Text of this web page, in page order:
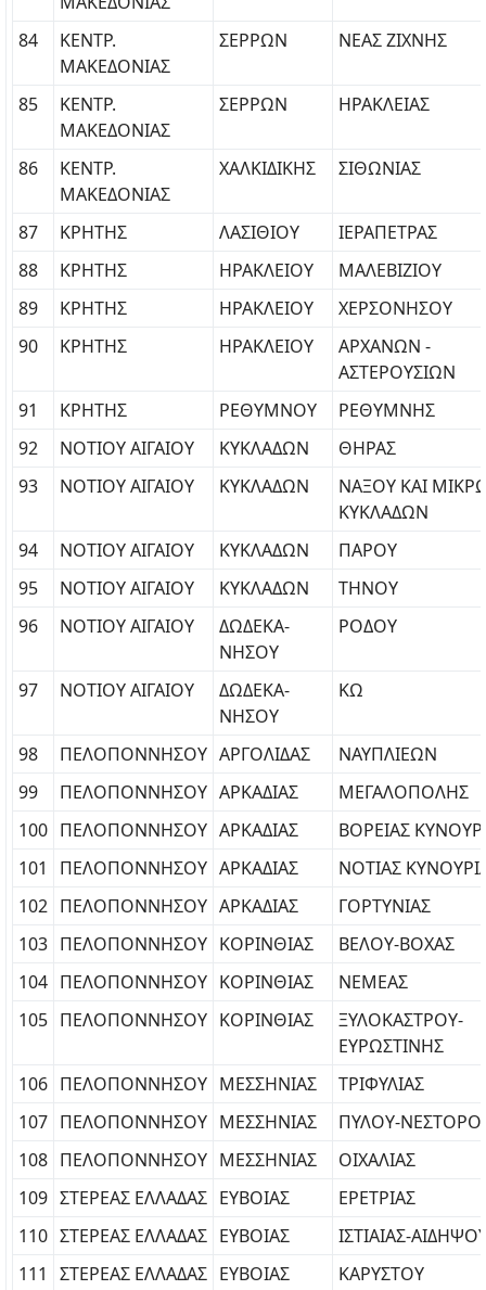
84
ΚΕΝΤΡ.
ΜΑΚΕΔΟΝΙΑΣ
ΣΕΡΡΩΝ ΝΕΑΣ ΖΙΧΝΗΣ
85
ΚΕΝΤΡ.
ΜΑΚΕΔΟΝΙΑΣ
ΣΕΡΡΩΝ ΗΡΑΚΛΕΙΑΣ
86
ΚΕΝΤΡ.
ΜΑΚΕΔΟΝΙΑΣ
ΧΑΛΚΙΔΙΚΗΣ ΣΙΘΩΝΙΑΣ
87 ΚΡΗΤΗΣ ΛΑΣΙΘΙΟΥ
ΙΕΡΑΠΕΤΡΑΣ
88
ΚΡΗΤΗΣ ΗΡΑΚΛΕΙΟΥ
ΜΑΛΕΒΙΖΙΟΥ
89
ΚΡΗΤΗΣ ΗΡΑΚΛΕΙΟΥ
ΧΕΡΣΟΝΗΣΟΥ
90
ΚΡΗΤΗΣ ΗΡΑΚΛΕΙΟΥ
ΑΡΧΑΝΩΝ -
ΑΣΤΕΡΟΥΣΙΩΝ
91
ΚΡΗΤΗΣ ΡΕΘΥΜΝΟΥ
ΡΕΘΥΜΝΗΣ
92
ΝΟΤΙΟΥ ΑΙΓΑΙΟΥ ΚΥΚΛΑΔΩΝ
ΘΗΡΑΣ
93
ΝΟΤΙΟΥ ΑΙΓΑΙΟΥ ΚΥΚΛΑΔΩΝ
ΝΑΞΟΥ ΚΑΙ
ΚΥΚΛΑΔΩΝ
94
ΝΟΤΙΟΥ ΑΙΓΑΙΟΥ ΚΥΚΛΑΔΩΝ
ΠΑΡΟΥ
95
ΝΟΤΙΟΥ ΑΙΓΑΙΟΥ ΚΥΚΛΑΔΩΝ
ΤΗΝΟΥ
96
ΝΟΤΙΟΥ ΑΙΓΑΙΟΥ
ΔΩΔΕΚΑ-
ΝΗΣΟΥ
ΡΟΔΟΥ
97 ΝΟΤΙΟΥ ΑΙΓΑΙΟΥ
ΔΩΔΕΚΑ-
ΝΗΣΟΥ
ΚΩ
98 ΠΕΛΟΠΟΝΝΗΣΟΥ ΑΡΓΟΛΙΔΑΣ
ΝΑΥΠΛΙΕΩΝ
99
ΠΕΛΟΠΟΝΝΗΣΟΥ ΑΡΚΑΔΙΑΣ
ΜΕΓΑΛΟΠΟΛΗΣ
100 ΠΕΛΟΠΟΝΝΗΣΟΥ ΑΡΚΑΔΙΑΣ
ΒΟΡΕΙΑΣ
101
ΠΕΛΟΠΟΝΝΗΣΟΥ ΑΡΚΑΔΙΑΣ
ΝΟΤΙΑΣ
102 ΠΕΛΟΠΟΝΝΗΣΟΥ ΑΡΚΑΔΙΑΣ
ΓΟΡΤΥΝΙΑΣ
103 ΠΕΛΟΠΟΝΝΗΣΟΥ ΚΟΡΙΝΘΙΑΣ
ΒΕΛΟΥ-ΒΟΧΑΣ
104 ΠΕΛΟΠΟΝΝΗΣΟΥ ΚΟΡΙΝΘΙΑΣ
ΝΕΜΕΑΣ
105 ΠΕΛΟΠΟΝΝΗΣΟΥ ΚΟΡΙΝΘΙΑΣ
ΞΥΛΟΚΑΣΤΡΟΥ-
ΕΥΡΩΣΤΙΝΗΣ
106 ΠΕΛΟΠΟΝΝΗΣΟΥ ΜΕΣΣΗΝΙΑΣ
ΤΡΙΦΥΛΙΑΣ
107 ΠΕΛΟΠΟΝΝΗΣΟΥ ΜΕΣΣΗΝΙΑΣ
ΠΥΛΟΥ-
108 ΠΕΛΟΠΟΝΝΗΣΟΥ ΜΕΣΣΗΝΙΑΣ
ΟΙΧΑΛΙΑΣ
109 ΣΤΕΡΕΑΣ ΕΛΛΑΔΑΣ ΕΥΒΟΙΑΣ
ΕΡΕΤΡΙΑΣ
110 ΣΤΕΡΕΑΣ ΕΛΛΑΔΑΣ ΕΥΒΟΙΑΣ
ΙΣΤΙΑΙΑΣ-
111
ΣΤΕΡΕΑΣ ΕΛΛΑΔΑΣ ΕΥΒΟΙΑΣ
ΚΑΡΥΣΤΟΥ